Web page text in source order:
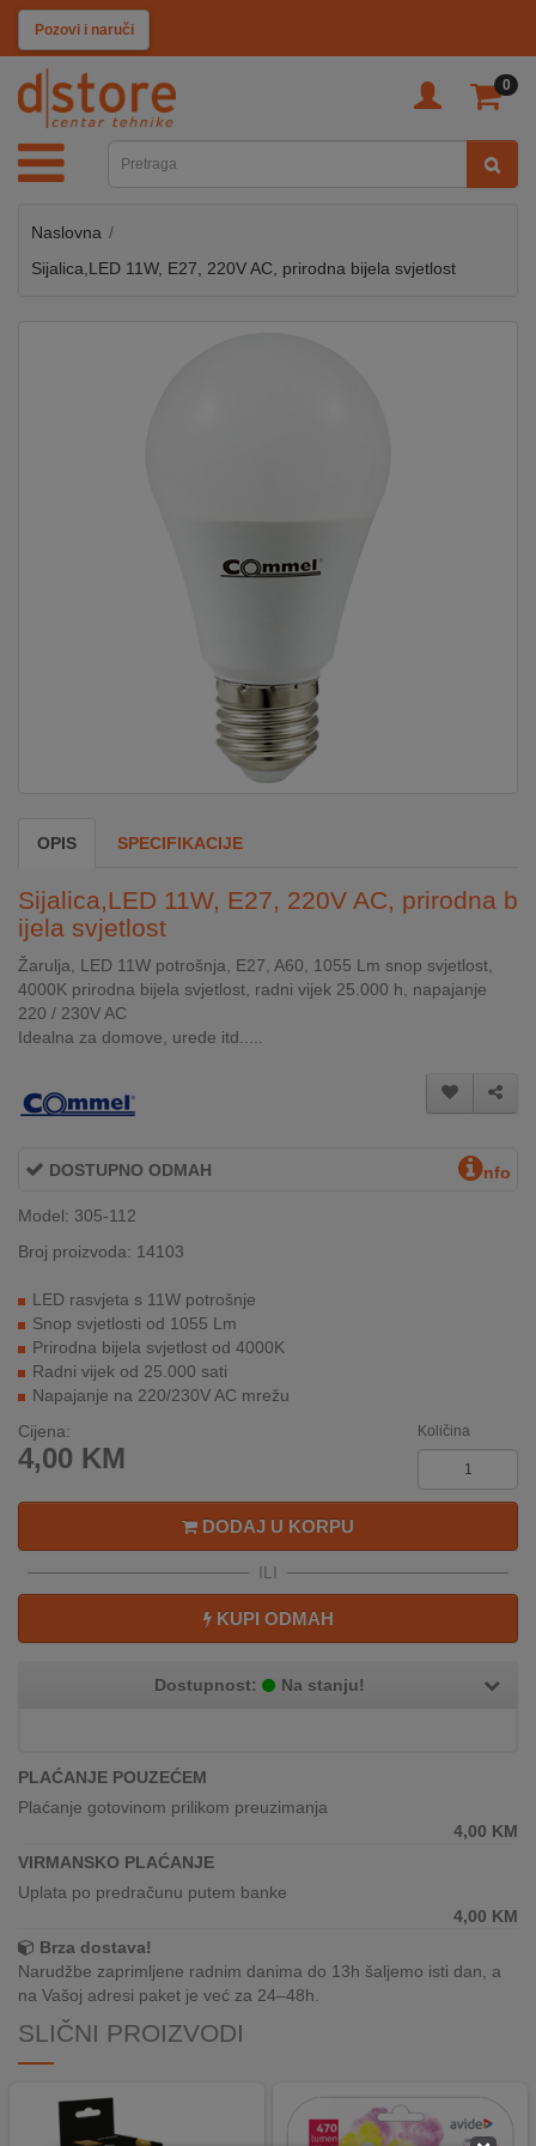
Pozovi i naruči
0
KATEGORIJE
TV
SAT
MOBILNI
UREĐAJI
SECURITY
PC
&
GAME
INTERNO
MOJ
AKCIJE
BRENDOVI
NOVO
KONTAKT
NA
I
KATALOZI
KAKO
IZ
INOSTRANSTVA
OZNAKE
ENERGETSKE
DIGITALIS
Naslovna
Sijalica,LED 11W, E27, 220V AC, prirodna bijela svjetlost
OPIS SPECIFIKACIJE
Sijalica,LED 11W, E27, 220V AC, prirodna b
ijela svjetlost
Žarulja, LED 11W potrošnja, E27, A60, 1055 Lm snop svjetlost,
4000K prirodna bijela svjetlost, radni vijek 25.000 h, napajanje
220 / 230V AC
Idealna za domove, urede itd.....
DOSTUPNO ODMAH nfo
Model: 305-112
Broj proizvoda: 14103
LED rasvjeta s 11W potrošnje
Snop svjetlosti od 1055 Lm
Prirodna bijela svjetlost od 4000K
Radni vijek od 25.000 sati
Napajanje na 220/230V AC mrežu
Cijena:
4,00 KM
Količina
DODAJ U KORPU
ILI
KUPI ODMAH
Dostupnost: Na stanju!
PLAĆANJE POUZEĆEM
Plaćanje gotovinom prilikom preuzimanja
4,00 KM
VIRMANSKO PLAĆANJE
Uplata po predračunu putem banke
4,00 KM
Brza dostava!
Narudžbe zaprimljene radnim danima do 13h šaljemo isti dan, a
na Vašoj adresi paket je već za 24–48h.
SLIČNI PROIZVODI